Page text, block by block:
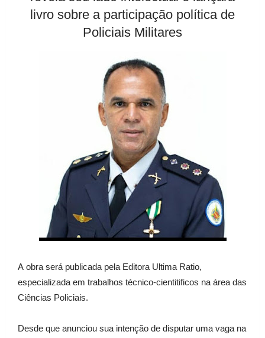
livro sobre a participação política de
Policiais Militares
A obra será publicada pela Editora Ultima Ratio,
especializada em trabalhos técnico-cientitificos na área das
Ciências Policiais.
Desde que anunciou sua intenção de disputar uma vaga na